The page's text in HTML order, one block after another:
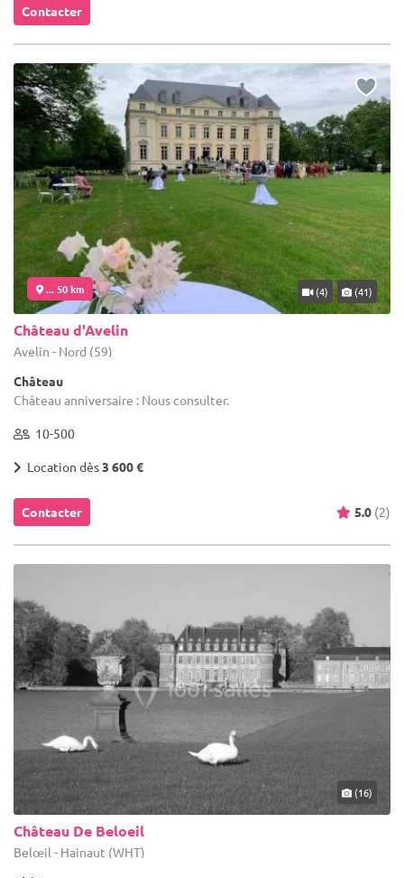
Contacter
... 50 km (4) (41)
Château d'Avelin
Avelin - Nord (59)
Château
Château anniversaire : Nous consulter.
10-500
Location dès3 600 €
Contacter 5.0 (2)
(16)
Château De Beloeil
Belœil - Hainaut (WHT)